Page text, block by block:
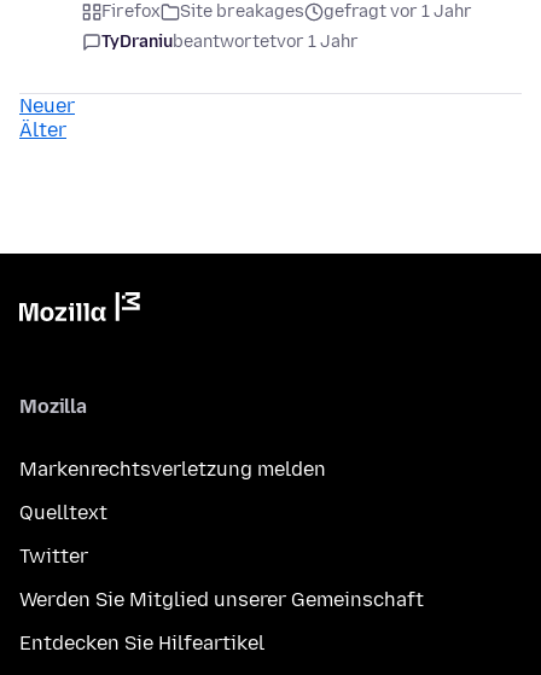
Firefox Site breakages
gefragt vor 1 Jahr
TyDraniubeantwortetvor 1 Jahr
Neuer
Älter
Mozilla
Markenrechtsverletzung melden
Quelltext
Twitter
Werden Sie Mitglied unserer Gemeinschaft
Entdecken Sie Hilfeartikel